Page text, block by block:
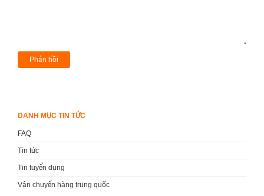
DANH MỤC TIN TỨC
FAQ
Tin tức
Tin tuyển dụng
Vận chuyển hàng trung quốc